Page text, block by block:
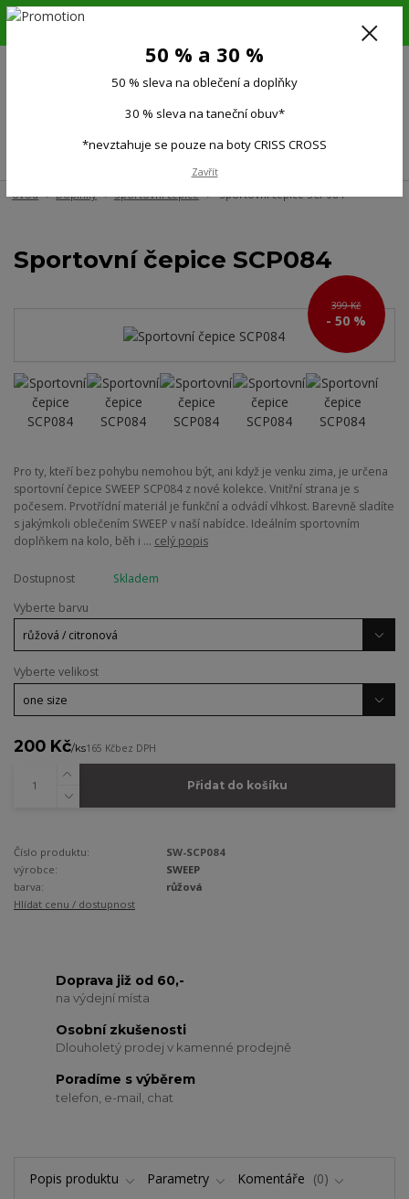
6.-16.8.26. DOVOLENÁ !!! 50 % SLEVA na všechno oblečení a doplňky !!!
(Po-Pá 9:00-15.00)
Úvod Doplňky Sportovní čepice Sportovní čepice SCP084
Sportovní čepice SCP084
399 Kč
- 50 %
Pro ty, kteří bez pohybu nemohou být, ani když je venku zima, je určena
sportovní čepice SWEEP SCP084 z nové kolekce. Vnitřní strana je s
počesem. Prvotřídní materiál je funkční a odvádí vlhkost. Barevně sladíte
s jakýmkoli oblečením SWEEP v naší nabídce. Ideálním sportovním
doplňkem na kolo, běh i ... celý popis
Dostupnost
Skladem
Vyberte barvu
Vyberte velikost
200 Kč/ks165 Kčbez DPH
Přidat do košíku
Číslo produktu:
SW-SCP084
výrobce:
SWEEP
barva:
růžová
Hlídat cenu / dostupnost
Doprava již od 60,-
na výdejní místa
Osobní zkušenosti
Dlouholetý prodej v kamenné prodejně
Poradíme s výběrem
telefon, e-mail, chat
Popis produktu Parametry Komentáře
0
50 % a 30 %
50 % sleva na oblečení a doplňky
30 % sleva na taneční obuv*
*nevztahuje se pouze na boty CRISS CROSS
Zavřít